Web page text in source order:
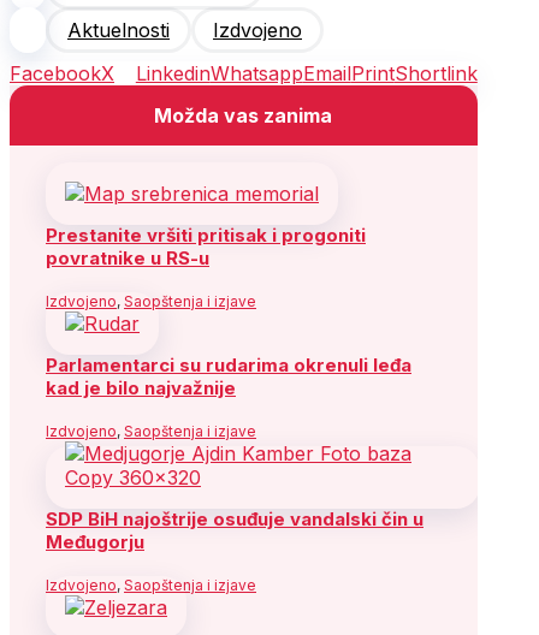
Aktuelnosti
Izdvojeno
FacebookX LinkedinWhatsappEmailPrintShortlink
Možda vas zanima
Prestanite vršiti pritisak i progoniti
povratnike u RS-u
Izdvojeno, Saopštenja i izjave
Parlamentarci su rudarima okrenuli leđa
kad je bilo najvažnije
Izdvojeno, Saopštenja i izjave
SDP BiH najoštrije osuđuje vandalski čin u
Međugorju
Izdvojeno, Saopštenja i izjave